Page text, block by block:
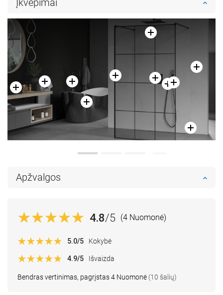
Apžvalgos
4.8/5 (4 Nuomonė)
Bendras vertinimas, pagrįstas 4 Nuomonė (10 šalių)
5.0/5 Kokybė
4.9/5 Išvaizda